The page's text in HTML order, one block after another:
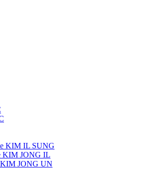
KIM IL SUNG
KIM JONG IL
KIM JONG UN